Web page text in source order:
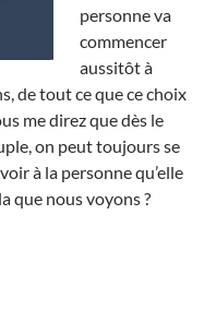
personne va
commencer
aussitôt à
de tout ce que ce choix
me direz que dès le
on peut toujours se
à la personne qu’elle
que nous voyons ?